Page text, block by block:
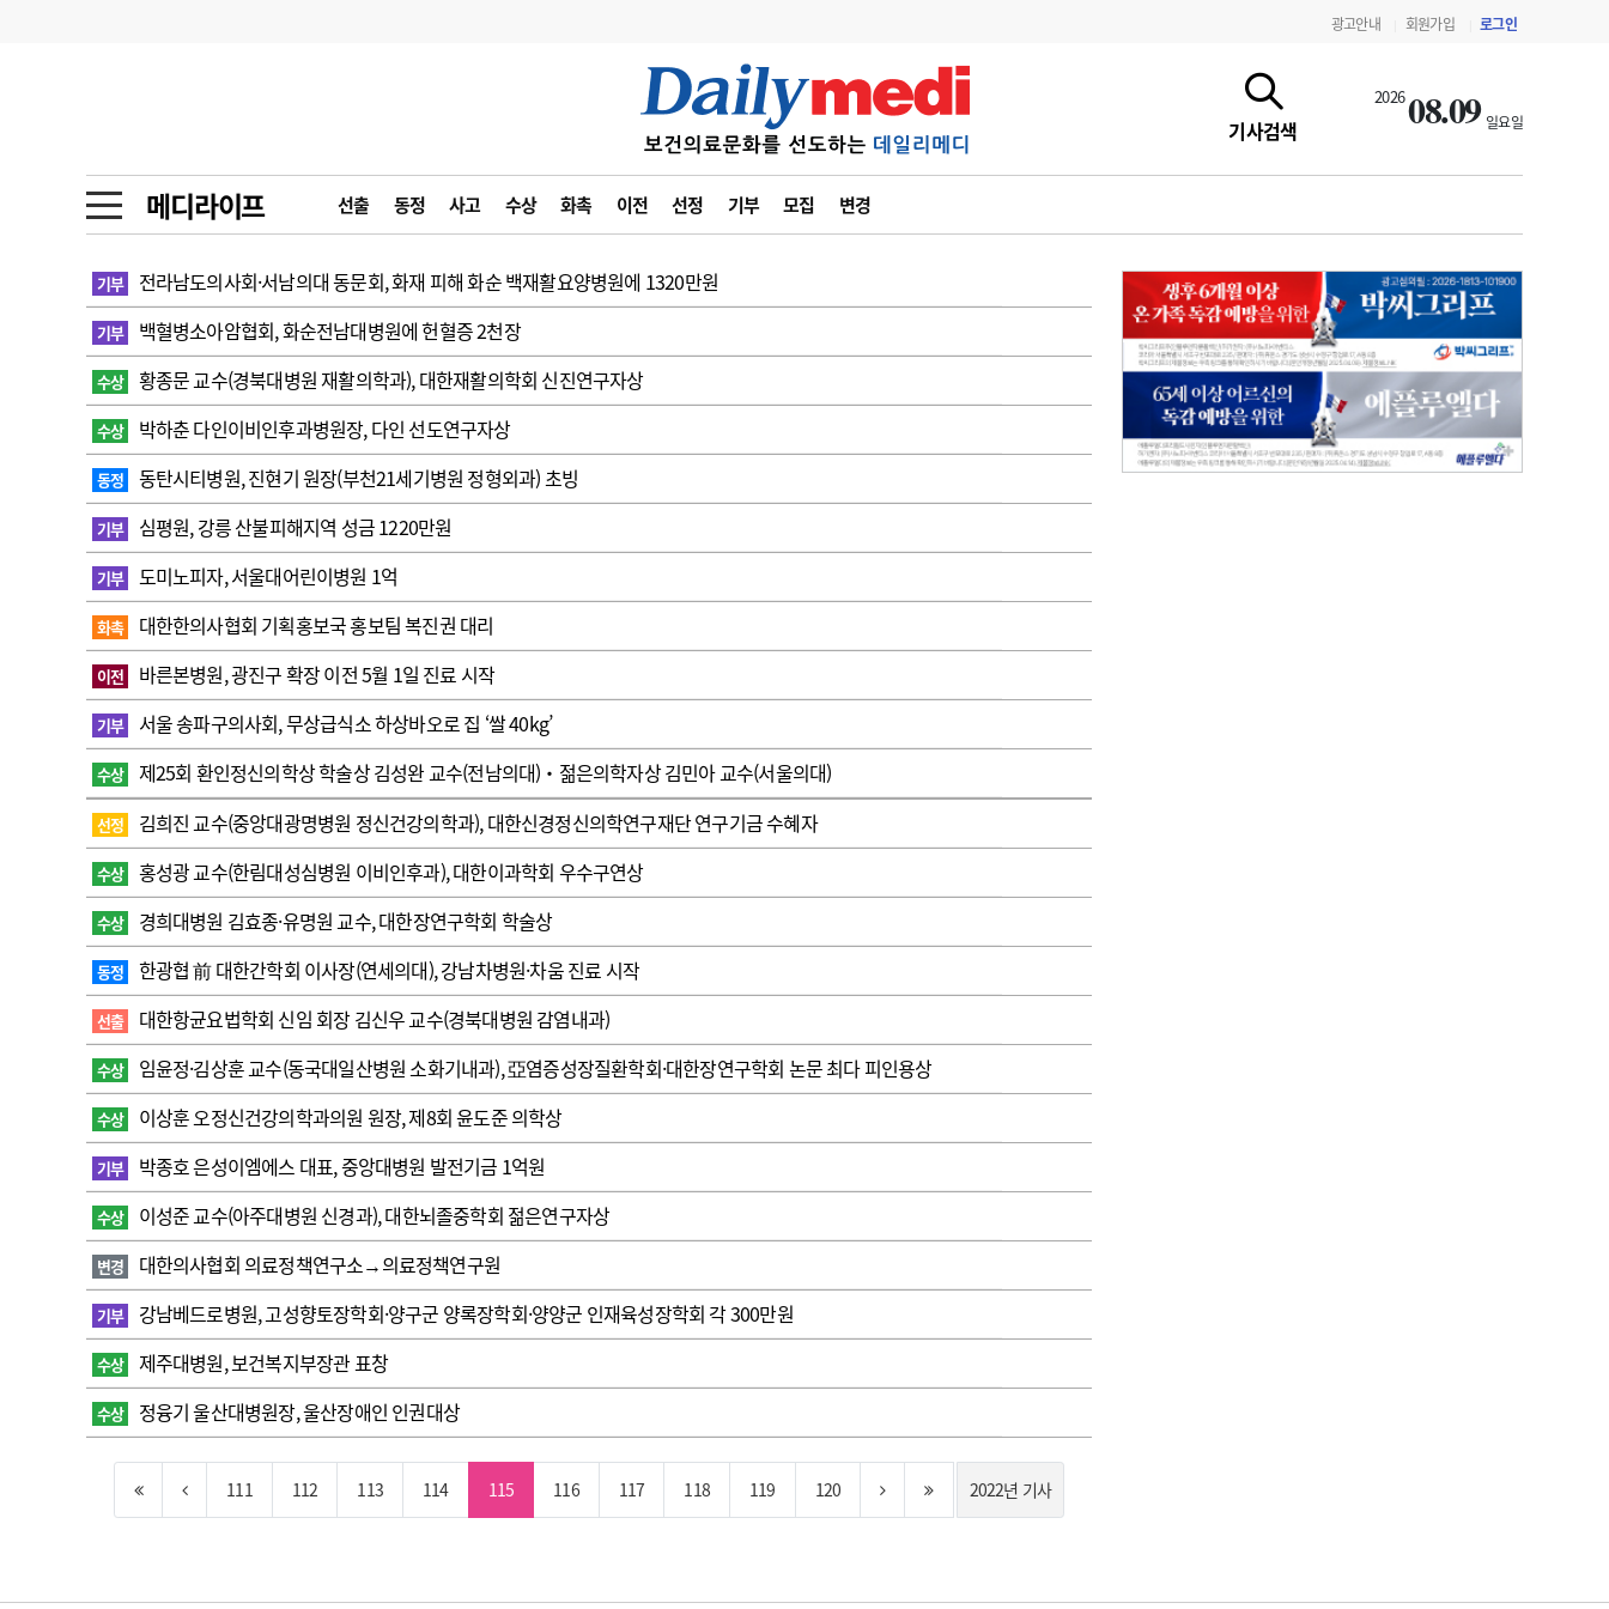
광고안내 회원가입 로그인
기사검색
202608.09 일요일
메디라이프 선출 동정 사고 수상 화촉 이전 선정 기부 모집 변경
금주의 검색어
1
의사인력 수급 추계
2
성분명 처방
3
AI의료
4
전공의 모집 결과
5
의사국시 합격률
6
관리급여 실시
사고
수첩
인물 피플
포토뉴스 포토뉴스
메디 Hospital 지역병원 중소병원
인포메이션 행정처분 판례 지침·기준·평가 약제급여 심사 결과
학회·연수강좌 학회/연수강좌 행사
고객센터 회사소개
기부 전라남도의사회·서남의대 동문회, 화재 피해 화순 백재활요양병원에 1320만원
기부 백혈병소아암협회, 화순전남대병원에 헌혈증 2천장
수상 황종문 교수(경북대병원 재활의학과), 대한재활의학회 신진연구자상
수상 박하춘 다인이비인후과병원장, 다인 선도연구자상
동정 동탄시티병원, 진현기 원장(부천21세기병원 정형외과) 초빙
기부 심평원, 강릉 산불피해지역 성금 1220만원
기부 도미노피자, 서울대어린이병원 1억
화촉 대한한의사협회 기획홍보국 홍보팀 복진권 대리
이전 바른본병원, 광진구 확장 이전 5월 1일 진료 시작
기부 서울 송파구의사회, 무상급식소 하상바오로 집 ‘쌀 40kg’
수상 제25회 환인정신의학상 학술상 김성완 교수(전남의대)‧젊은의학자상 김민아 교수(서울의대)
선정 김희진 교수(중앙대광명병원 정신건강의학과), 대한신경정신의학연구재단 연구기금 수혜자
수상 홍성광 교수(한림대성심병원 이비인후과), 대한이과학회 우수구연상
수상 경희대병원 김효종·유명원 교수, 대한장연구학회 학술상
동정 한광협 前 대한간학회 이사장(연세의대), 강남차병원·차움 진료 시작
선출 대한항균요법학회 신임 회장 김신우 교수(경북대병원 감염내과)
수상 임윤정·김상훈 교수 (동국대일산병원 소화기내과), 亞염증성장질환학회·대한장연구학회 논문 최다 피인용상
수상 이상훈 오정신건강의학과의원 원장, 제8회 윤도준 의학상
기부 박종호 은성이엠에스 대표, 중앙대병원 발전기금 1억원
수상 이성준 교수(아주대병원 신경과), 대한뇌졸중학회 젊은연구자상
변경 대한의사협회 의료정책연구소→의료정책연구원
기부 강남베드로병원, 고성향토장학회·양구군 양록장학회·양양군 인재육성장학회 각 300만원
수상 제주대병원, 보건복지부장관 표창
수상 정융기 울산대병원장, 울산장애인 인권대상
111 112 113 114 115 116 117 118 119 120 2022년 기사